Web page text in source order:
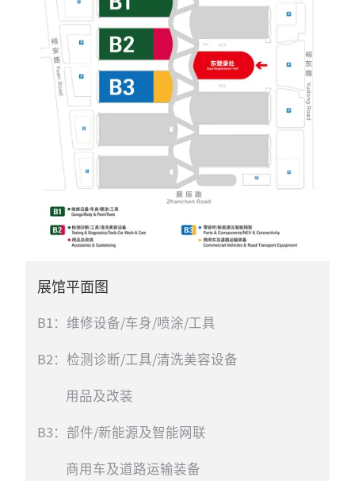
展馆平面图
B1：维修设备/车身/喷涂/工具
B2：检测诊断/工具/清洗美容设备
用品及改装
B3：部件/新能源及智能网联
商用车及道路运输装备